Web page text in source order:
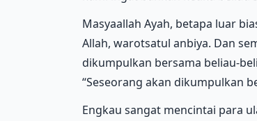
Masyaallah Ayah, betapa luar
Allah, warotsatul anbiya. Dan
dikumpulkan bersama beliau-
“Seseorang akan dikumpulkan
Engkau sangat mencintai para